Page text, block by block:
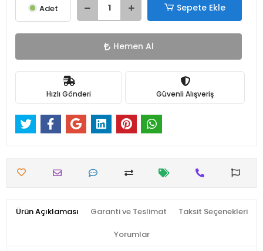
Adet Sepete Ekle
Hemen Al
Hızlı Gönderi Güvenli Alışveriş
Ürün Açıklaması Garanti ve Teslimat Taksit Seçenekleri
Yorumlar